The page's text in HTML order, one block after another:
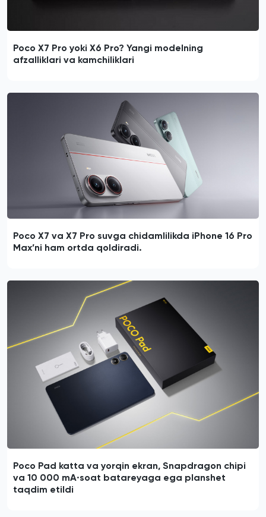
Poco X7 Pro yoki X6 Pro? Yangi modelning
afzalliklari va kamchiliklari
Poco X7 va X7 Pro suvga chidamlilikda iPhone 16 Pro
Max’ni ham ortda qoldiradi.
Poco Pad katta va yorqin ekran, Snapdragon chipi
va 10 000 mA·soat batareyaga ega planshet
taqdim etildi